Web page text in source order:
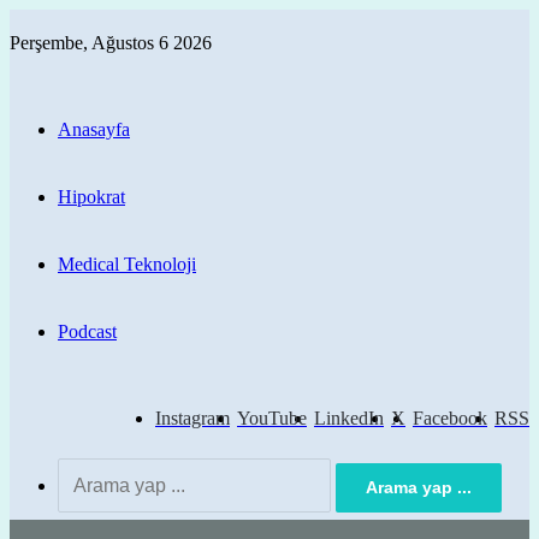
Perşembe, Ağustos 6 2026
Anasayfa
Hipokrat
Medical Teknoloji
Podcast
RSS
Facebook
X
LinkedIn
YouTube
Instagram
Arama yap ...